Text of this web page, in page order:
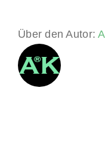
Über den Autor: